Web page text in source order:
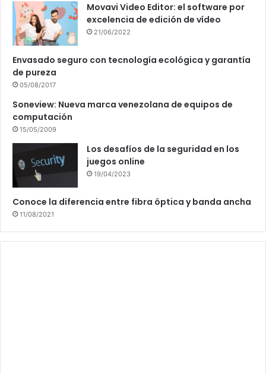
Movavi Video Editor: el software por
excelencia de edición de vídeo
21/06/2022
Envasado seguro con tecnología ecológica y garantía
de pureza
05/08/2017
Soneview: Nueva marca venezolana de equipos de
computación
15/05/2009
Los desafíos de la seguridad en los
juegos online
19/04/2023
Conoce la diferencia entre fibra óptica y banda ancha
11/08/2021